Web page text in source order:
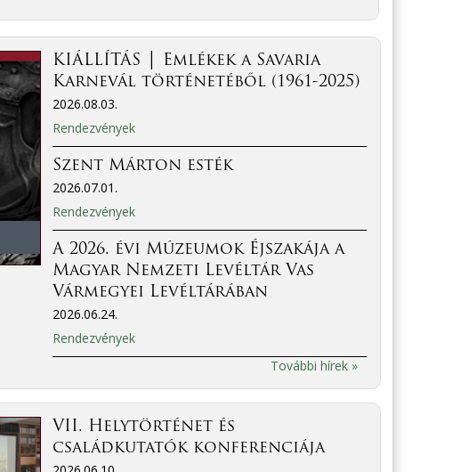
KIÁLLÍTÁS │ Emlékek a Savaria
Karnevál történetéből (1961-2025)
2026.08.03.
Rendezvények
Szent Márton esték
2026.07.01.
Rendezvények
A 2026. évi Múzeumok Éjszakája a
Magyar Nemzeti Levéltár Vas
Vármegyei Levéltárában
2026.06.24.
Rendezvények
További hírek »
VII. Helytörténet és
családkutatók konferenciája